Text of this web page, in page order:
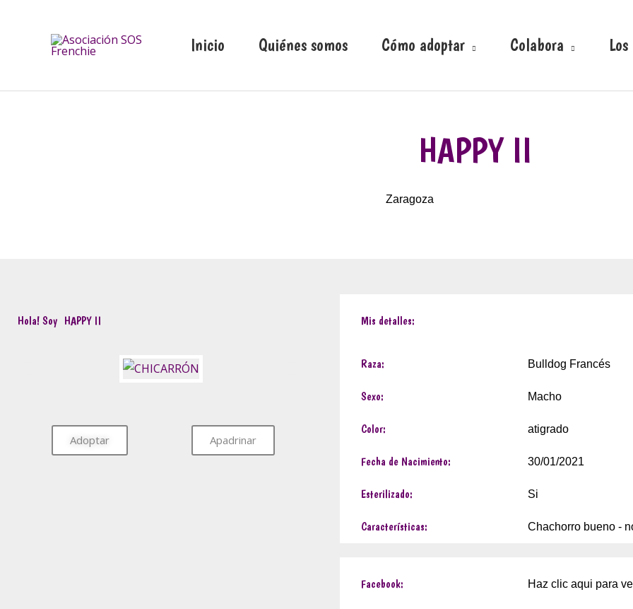
contenido
Inicio Quiénes somos Cómo adoptar Colabora
HAPPY II
Zaragoza
Hola! Soy HAPPY II
Adoptar Apadrinar
Mis detalles:
Raza: Bulldog Francés
Sexo: Macho
Color: atigrado
Fecha de Nacimiento: 30/01/2021
Esterilizado: Si
Características: Chachorro bueno -
Facebook: Haz clic aqui para